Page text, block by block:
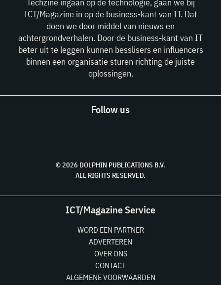
ICT/Magazine in op de business-kant van IT. Dat
doen we door middel van nieuws en
achtergrondverhalen. Door de business-kant van IT
beter uit te leggen kunnen besslisers en influencers
binnen een organisatie sturen richting de juiste
oplossingen.
Follow us
© 2026 DOLPHIN PUBLICATIONS B.V.
ALL RIGHTS RESERVED.
ICT/Magazine Service
WORD EEN PARTNER
ADVERTEREN
OVER ONS
CONTACT
ALGEMENE VOORWAARDEN